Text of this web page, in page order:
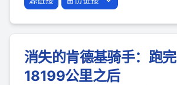
消失的肯德基骑手：跑完
18199公里之后